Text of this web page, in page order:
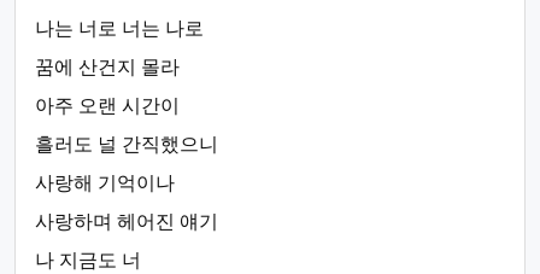
나는 너로 너는 나로
꿈에 산건지 몰라
아주 오랜 시간이
흘러도 널 간직했으니
사랑해 기억이나
사랑하며 헤어진 얘기
나 지금도 너